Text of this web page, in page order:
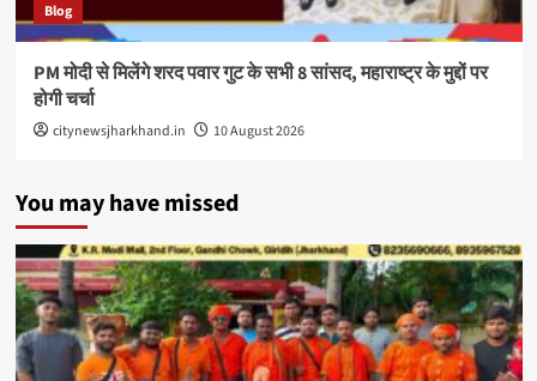
Blog
PM मोदी से मिलेंगे शरद पवार गुट के सभी 8 सांसद, महाराष्ट्र के मुद्दों पर
होगी चर्चा
citynewsjharkhand.in 10 August 2026
You may have missed